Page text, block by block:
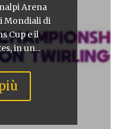
Arena
Mondiali di
Cup e il
in un...